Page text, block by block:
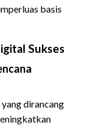
basis
Sukses
dirancang